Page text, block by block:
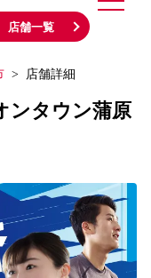
店舗一覧
店舗詳細
ンタウン蒲原